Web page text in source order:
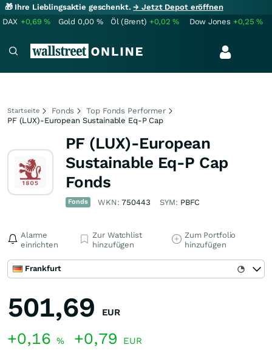
🎁 Ihre Lieblingsaktie geschenkt.→ Jetzt Depot eröffnen
DAX +0,69% Gold 0,00 % Öl (Brent) +0,02% Dow Jones +0,25%
Startseite Fonds
Top Fonds Performer
PF (LUX)-European Sustainable Eq-P Cap
PF (LUX)-European
Sustainable Eq-P Cap
Fonds
Fonds WKN:750443 SYM: PBFC
Alarme
einrichten
Zur Watchlist
hinzufügen
Zum Portfolio
hinzufügen
Frankfurt
501,69 EUR
+0,16 % +0,79 EUR